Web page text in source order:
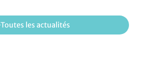
Toutes les actualités